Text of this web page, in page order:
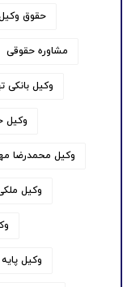
حقوق
مشاوره حقوقی
وکیل بانکی
وکیل
وکیل محمدرضا
وکیل
وکیل